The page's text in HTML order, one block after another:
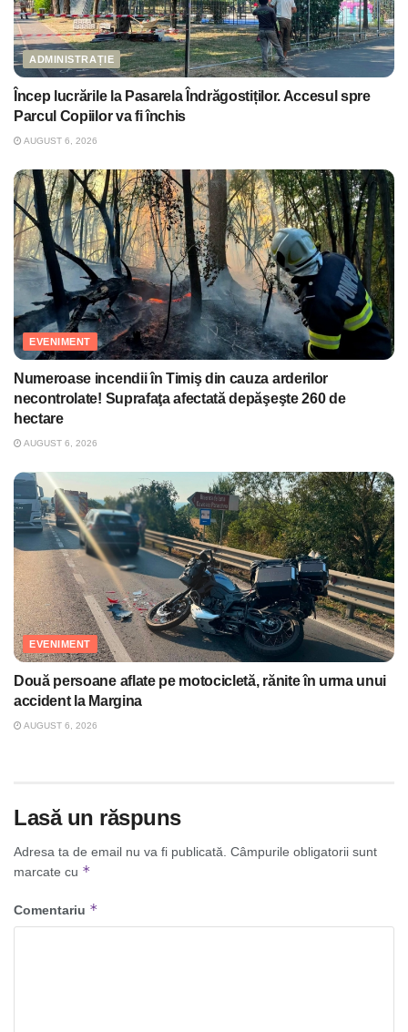
ADMINISTRAȚIE
Încep lucrările la Pasarela Îndrăgostiților. Accesul spre
Parcul Copiilor va fi închis
AUGUST 6, 2026
EVENIMENT
Numeroase incendii în Timiş din cauza arderilor
necontrolate! Suprafaţa afectată depăşeşte 260 de
hectare
AUGUST 6, 2026
EVENIMENT
Două persoane aflate pe motocicletă, rănite în urma unui
accident la Margina
AUGUST 6, 2026
Lasă un răspuns
Adresa ta de email nu va fi publicată. Câmpurile obligatorii sunt
marcate cu *
Comentariu *